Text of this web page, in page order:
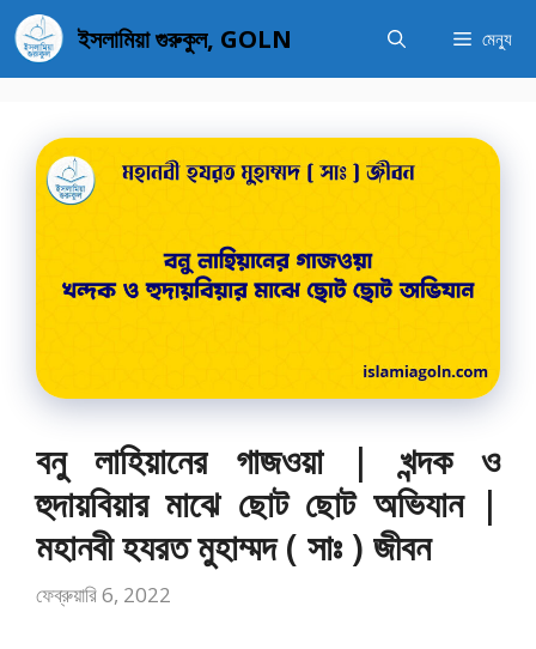
এড়িেয়
লেখায়
যান
ইসলামিয়া গুরুকুল, GOLN মেন্যু
বনু লাহিয়ানের গাজওয়া | খন্দক ও
হুদায়বিয়ার মাঝে ছোট ছোট অভিযান |
মহানবী হযরত মুহাম্মদ ( সাঃ ) জীবন
ফেব্রুয়ারি 6, 2022